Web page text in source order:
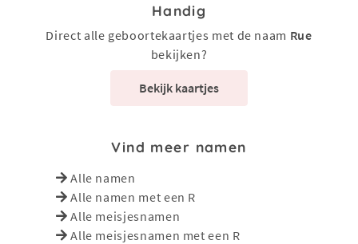
Handig
Direct alle geboortekaartjes met de naam Rue
bekijken?
Bekijk kaartjes
Vind meer namen
Alle namen
Alle namen met een R
Alle meisjesnamen
Alle meisjesnamen met een R